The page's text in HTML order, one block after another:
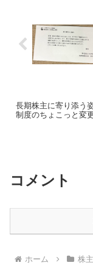
長期株主に寄り添う
制度のちょこっと変
コメント
ホーム 株